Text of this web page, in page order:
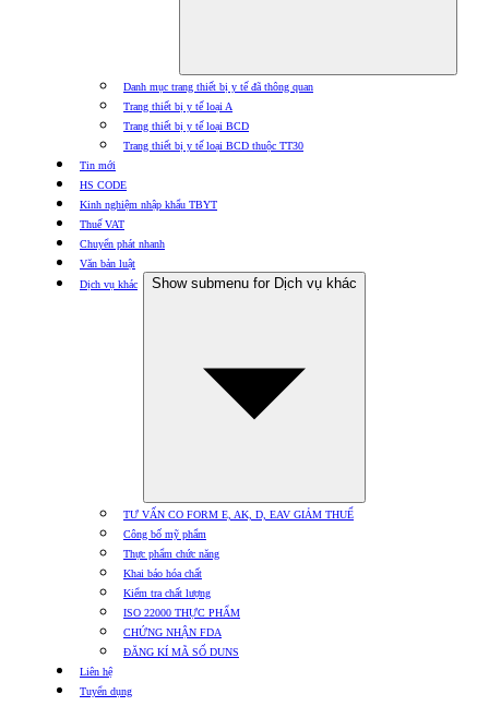
Danh mục trang thiết bị y tế đã thông quan
Trang thiết bị y tế loại A
Trang thiết bị y tế loại BCD
Trang thiết bị y tế loại BCD thuộc TT30
Tin mới
HS CODE
Kinh nghiệm nhập khẩu TBYT
Thuế VAT
Chuyển phát nhanh
Văn bản luật
Dịch vụ khác
Show submenu for Dịch vụ khác
TƯ VẤN CO FORM E, AK, D, EAV GIẢM THUẾ
Công bố mỹ phẩm
Thực phẩm chức năng
Khai báo hóa chất
Kiểm tra chất lượng
ISO 22000 THỰC PHẨM
CHỨNG NHẬN FDA
ĐĂNG KÍ MÃ SỐ DUNS
Liên hệ
Tuyển dụng